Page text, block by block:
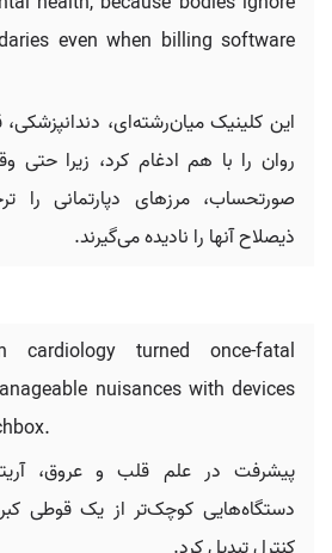
even when billing software
این کلینیک میان‌رشته‌ای،
روان را با هم ادغام کرد، زیرا حتی
صورتحساب، مرزهای دپارتمانی را
ذیصلاح آنها را نادیده می‌گیرند.
turned once-fatal
nuisances with devices
پیشرفت در علم قلب و عروق،
دستگاه‌هایی کوچک‌تر از یک قوطی